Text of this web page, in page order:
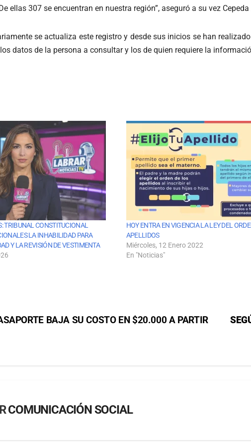
ellas 307 se encuentran en nuestra región”, aseguró a su vez Cepeda
se actualiza este registro y desde sus inicios se han
datos de la persona a consultar y los de quien requiere la
TRIBUNAL CONSTITUCIONAL
LA INHABILIDAD PARA
Y LA REVISIÓN DE VESTIMENTA
HOY ENTRA EN VIGENCIA LA LEY DEL
APELLIDOS
Miércoles, 12 Enero 2022
En "Noticias"
BAJA SU COSTO EN $20.000 A PARTIR
COMUNICACIÓN SOCIAL